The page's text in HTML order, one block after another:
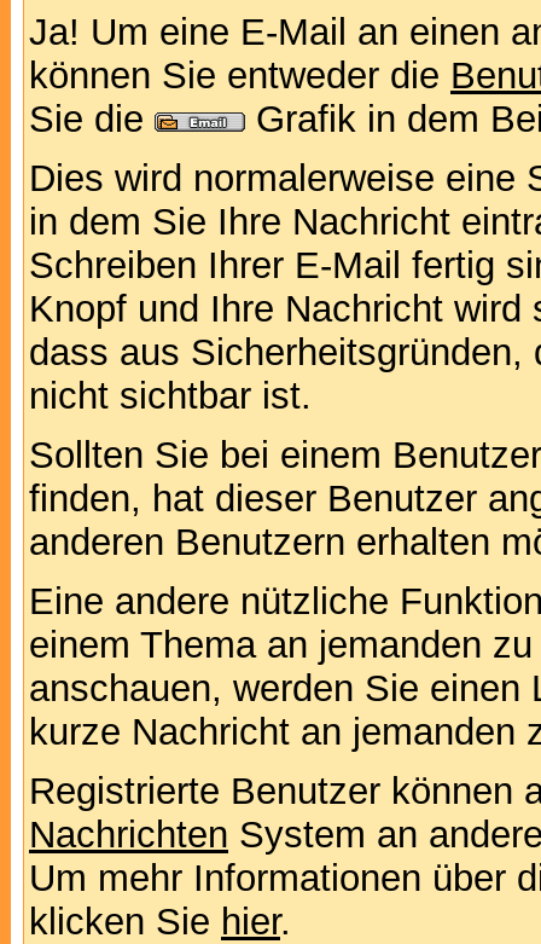
Ja! Um eine E-Mail an einen
können Sie entweder die
Sie die
Grafik in dem
Dies wird normalerweise eine
in dem Sie Ihre Nachricht
Schreiben Ihrer E-Mail fertig
Knopf und Ihre Nachricht
dass aus
nicht sichtbar ist.
Sollten Sie bei einem
finden, hat dieser Benutzer
anderen Benutzern erhalten
Eine andere nützliche
einem Thema an jemanden
anschauen, werden Sie
kurze Nachricht an jemanden
Registrierte Benutzer können
Nachrichten System an
Um mehr Informationen über
klicken Sie hier.